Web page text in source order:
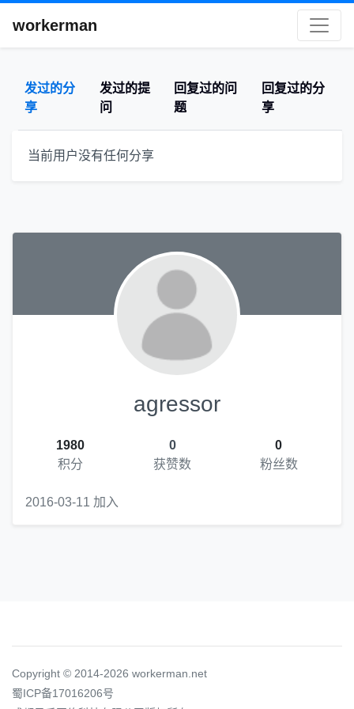
workerman
发过的分
享
发过的提
问
回复过的问
题
回复过的分
享
当前用户没有任何分享
agressor
1980
积分
0
获赞数
0
粉丝数
2016-03-11 加入
Copyright © 2014-2026 workerman.net
蜀ICP备17016206号